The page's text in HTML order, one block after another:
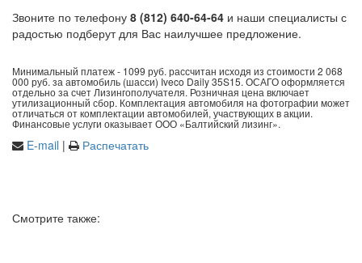
Звоните по телефону 8 (812) 640-64-64 и наши специалисты с
радостью подберут для Вас наилучшее предложение.
Минимальный платеж - 1099 руб. рассчитан исходя из стоимости 2 068
000 руб. за автомобиль (шасси) Iveco Daily 35S15. ОСАГО оформляется
отдельно за счет Лизингополучателя. Розничная цена включает
утилизационный сбор. Комплектация автомобиля на фотографии может
отличаться от комплектации автомобилей, участвующих в акции.
Финансовые услуги оказывает ООО «Балтийский лизинг».
E-mail | Распечатать
Смотрите также: